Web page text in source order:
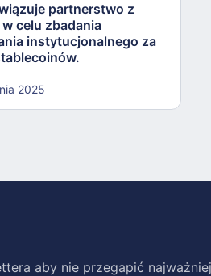
partnerstwo z
celu zbadania
instytucjonalnego za
2025
aby nie przegapić